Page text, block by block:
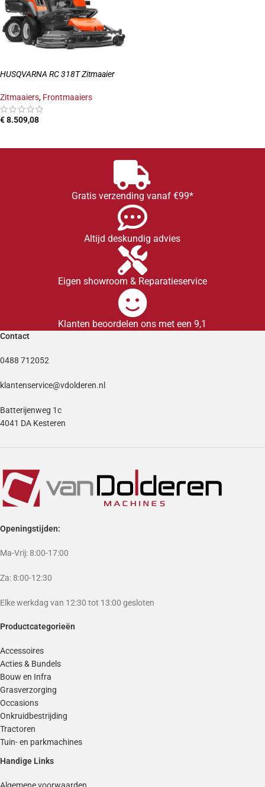
HUSQVARNA RC 318T Zitmaaier
Zitmaaiers, Frontmaaiers
€8.509,08
Gratis verzending vanaf €99*
Altijd deskundig advies
Eigen showroom & Reparatieservice
Klanten beoordelen ons met een 9,1
Contact
0488 712052
klantenservice@vdolderen.nl
Batterijenweg 1c
4041 DA Kesteren
Openingstijden:
Ma-Vrij: 8:00-17:00
Za: 8:00-12:30
Elke werkdag van 12:30 tot 13:00 gesloten
Productcategorieën
Accessoires
Acties & Bundels
Bouw en Infra
Grasverzorging
Occasions
Onkruidbestrijding
Tractoren
Tuin- en parkmachines
Handige Links